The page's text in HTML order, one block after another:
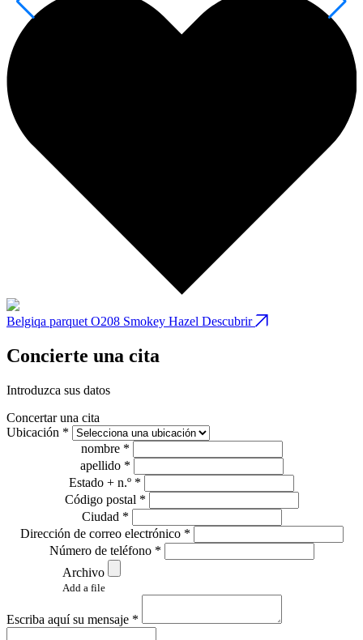
Belgiqa parquet O208 Smokey Hazel Descubrir
Concierte una cita
Introduzca sus datos
Concertar una cita
Ubicación *
nombre *
apellido *
Estado + n.º *
Código postal *
Ciudad *
Dirección de correo electrónico *
Número de teléfono *
Archivo
Add a file
Escriba aquí su mensaje *